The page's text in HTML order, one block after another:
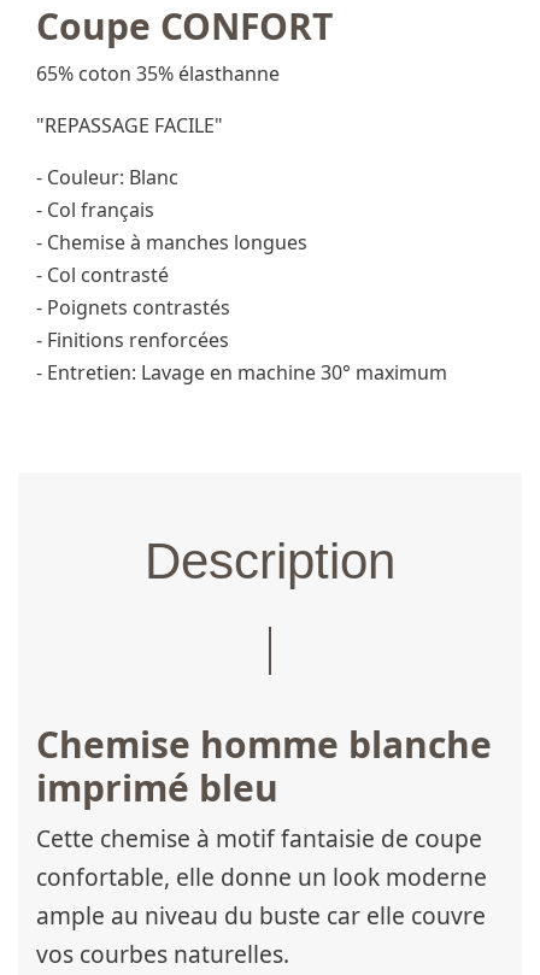
Coupe CONFORT
65% coton 35% élasthanne
"REPASSAGE FACILE"
- Couleur: Blanc
- Col français
- Chemise à manches longues
- Col contrasté
- Poignets contrastés
- Finitions renforcées
- Entretien: Lavage en machine 30° maximum
Description
Chemise homme blanche
imprimé bleu
Cette chemise à motif fantaisie de coupe
confortable, elle donne un look moderne
ample au niveau du buste car elle couvre
vos courbes naturelles.